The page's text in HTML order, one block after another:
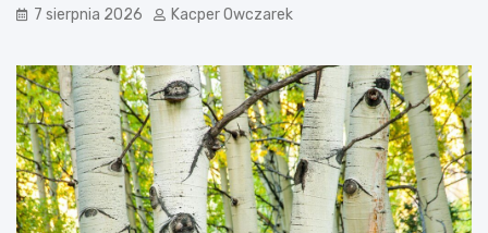
7 sierpnia 2026 Kacper Owczarek